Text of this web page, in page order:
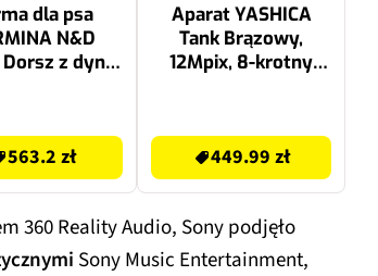
dla psa
N&D
Dorsz z dynią
563.2 zł
Aparat YASHICA
Tank Brązowy,
12Mpix, 8-krotny
449.99 zł
360 Reality Audio, Sony podjęło
Sony Music Entertainment,